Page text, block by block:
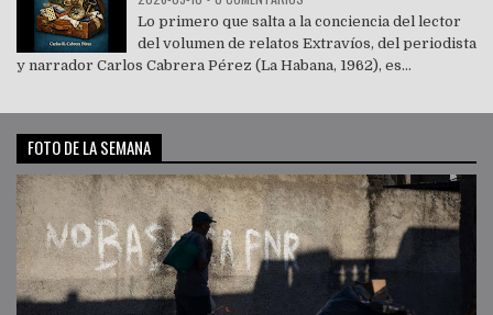
Lo primero que salta a la conciencia del lector
del volumen de relatos Extravíos, del periodista
y narrador Carlos Cabrera Pérez (La Habana, 1962), es...
FOTO DE LA SEMANA